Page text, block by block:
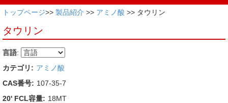
トップページ>> 製品紹介 >> アミノ酸 >> タウリン
タウリン
言語:
カテゴリ: アミノ酸
CAS番号: 107-35-7
20' FCL容量: 18MT